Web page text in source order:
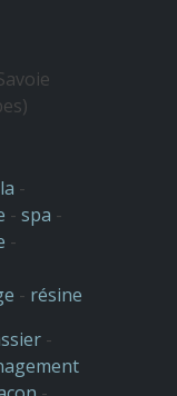
-
- spa -
-
- résine
-